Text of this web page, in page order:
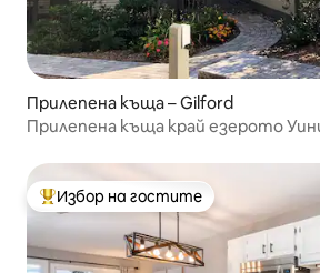
Прилепена къща – Gilford
Прилепена къща край езерото
Най-популярен избор на гостите
Избор на гостите